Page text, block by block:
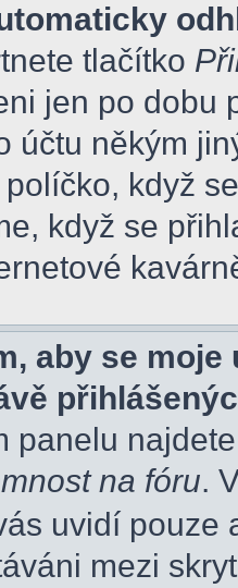
tlačítko
jen po dobu
účtu někým
když
když se
aby se
panelu
na fóru.
uvidí pouze
mezi